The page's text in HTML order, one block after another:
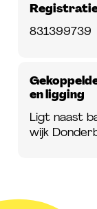
Registratie
831399739
en ligging
Ligt naast
wijk